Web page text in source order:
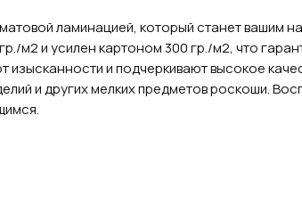
ламинацией, который станет вашим
м2 и усилен картоном 300 гр./м2, что
и подчеркивают высокое
и других мелких предметов роскоши.